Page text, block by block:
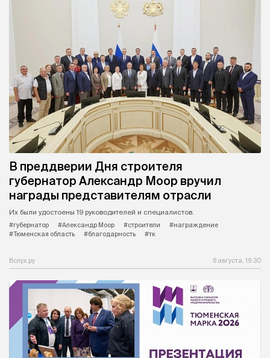
В преддверии Дня строителя
губернатор Александр Моор вручил
награды представителям отрасли
Их были удостоены 19 руководителей и специалистов.
#губернатор
#Александр Моор #строители
#награждение
#Тюменская область
#благодарность #тк
Вслух.ру 6 августа, 19:30